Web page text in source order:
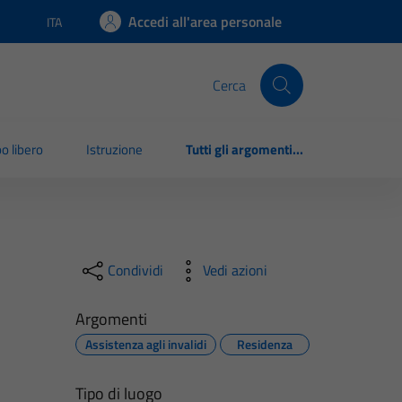
Lingua attiva:
ITA Accedi all'area personale
Cerca
libero Istruzione Tutti gli argomenti...
Condividi Vedi azioni
Argomenti
Assistenza agli invalidi Residenza
Tipo di luogo